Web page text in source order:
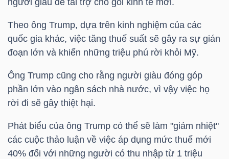
Theo ông Trump, dựa trên kinh nghiệm của các
quốc gia khác, việc tăng thuế suất sẽ gây ra sự gián
đoạn lớn và khiến những triệu phú rời khỏi Mỹ.
Ông Trump cũng cho rằng người giàu đóng góp
phần lớn vào ngân sách nhà nước, vì vậy việc họ
rời đi sẽ gây thiệt hại.
Phát biểu của ông Trump có thể sẽ làm "giảm nhiệt"
các cuộc thảo luận về việc áp dụng mức thuế mới
40% đối với những người có thu nhập từ 1 triệu
ĐÔNG
DƯƠNG
CÁ
NHÂN